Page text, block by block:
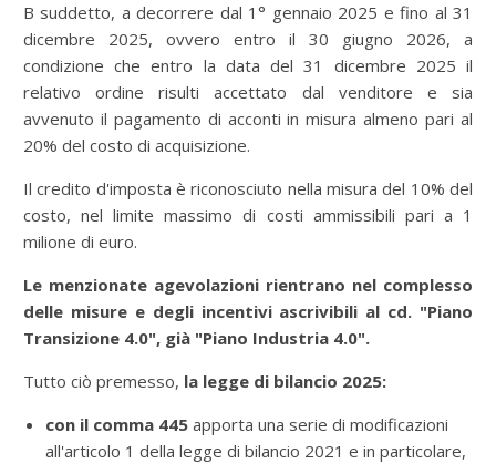
B suddetto, a decorrere dal 1° gennaio 2025 e fino al 31
dicembre 2025, ovvero entro il 30 giugno 2026, a
condizione che entro la data del 31 dicembre 2025 il
relativo ordine risulti accettato dal venditore e sia
avvenuto il pagamento di acconti in misura almeno pari al
20% del costo di acquisizione.
Il credito d'imposta è riconosciuto nella misura del 10% del
costo, nel limite massimo di costi ammissibili pari a 1
milione di euro.
Le menzionate agevolazioni rientrano nel complesso
delle misure e degli incentivi ascrivibili al cd. "Piano
Transizione 4.0", già "Piano Industria 4.0".
Tutto ciò premesso, la legge di bilancio 2025:
con il comma 445 apporta una serie di modificazioni
all'articolo 1 della legge di bilancio 2021 e in particolare,